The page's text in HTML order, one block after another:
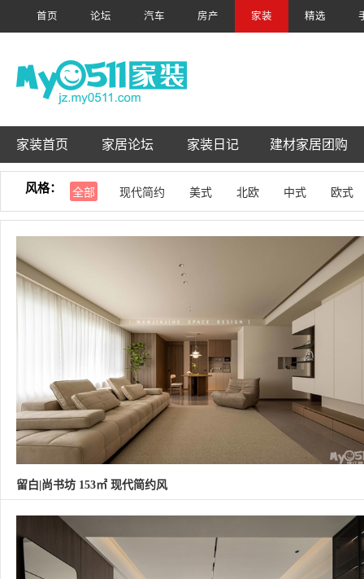
首页 论坛 汽车 房产 家装 精选
家装首页 家居论坛 家装日记 建材家居团购
风格： 全部 现代简约 美式 北欧 中式 欧式
留白|尚书坊 153㎡ 现代简约风